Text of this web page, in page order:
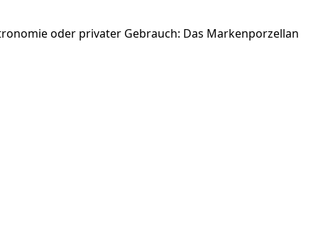
oder privater Gebrauch: Das Markenporzellan